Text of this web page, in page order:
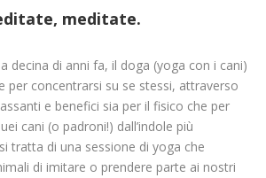
meditate.
decina di anni fa, il doga (yoga con i cani)
per concentrarsi su se stessi, attraverso
e benefici sia per il fisico che per
cani (o padroni!) dall’indole più
tratta di una sessione di yoga che
di imitare o prendere parte ai nostri